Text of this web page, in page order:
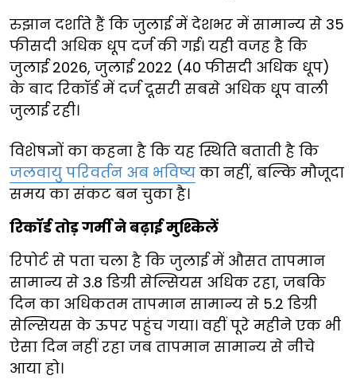
रुझान दर्शाते हैं कि जुलाई में देशभर में सामान्य से 35
फीसदी अधिक धूप दर्ज की गई। यही वजह है कि
जुलाई 2026, जुलाई 2022 (40 फीसदी अधिक धूप)
के बाद रिकॉर्ड में दर्ज दूसरी सबसे अधिक धूप वाली
जुलाई रही।
विशेषज्ञों का कहना है कि यह स्थिति बताती है कि
जलवायु परिवर्तन अब भविष्य का नहीं, बल्कि मौजूदा
समय का संकट बन चुका है।
रिकॉर्ड तोड़ गर्मी ने बढ़ाई मुश्किलें
रिपोर्ट से पता चला है कि जुलाई में औसत तापमान
सामान्य से 3.8 डिग्री सेल्सियस अधिक रहा, जबकि
दिन का अधिकतम तापमान सामान्य से 5.2 डिग्री
सेल्सियस के ऊपर पहुंच गया। वहीं पूरे महीने एक भी
ऐसा दिन नहीं रहा जब तापमान सामान्य से नीचे
आया हो।